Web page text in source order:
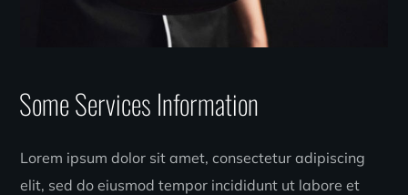
Some Services Information
Lorem ipsum dolor sit amet, consectetur adipiscing
elit, sed do eiusmod tempor incididunt ut labore et